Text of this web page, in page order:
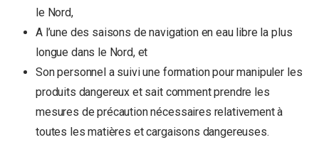
le Nord,
A l’une des saisons de navigation en eau libre la plus
longue dans le Nord, et
Son personnel a suivi une formation pour manipuler les
produits dangereux et sait comment prendre les
mesures de précaution nécessaires relativement à
toutes les matières et cargaisons dangereuses.